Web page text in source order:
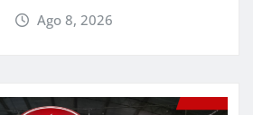
Ago 8, 2026